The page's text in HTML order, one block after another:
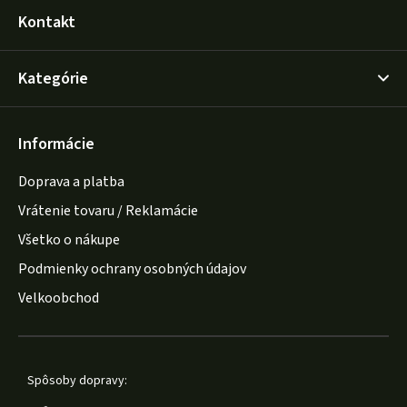
Kontakt
Kategórie
Informácie
Doprava a platba
Vrátenie tovaru / Reklamácie
Všetko o nákupe
Podmienky ochrany osobných údajov
Velkoobchod
Spôsoby dopravy: